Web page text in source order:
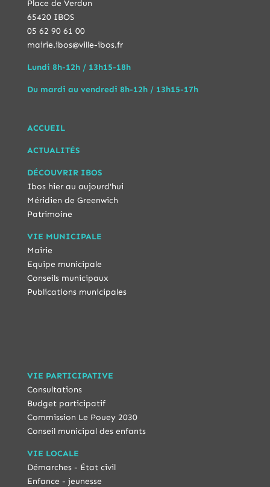
Place de Verdun
65420 IBOS
05 62 90 61 00
mairie.ibos@ville-ibos.fr
Lundi 8h-12h / 13h15-18h
Du mardi au vendredi 8h-12h / 13h15-17h
ACCUEIL
ACTUALITÉS
DÉCOUVRIR IBOS
Ibos hier au aujourd'hui
Méridien de Greenwich
Patrimoine
VIE MUNICIPALE
Mairie
Equipe municipale
Conseils municipaux
Publications municipales
VIE PARTICIPATIVE
Consultations
Budget participatif
Commission Le Pouey 2030
Conseil municipal des enfants
VIE LOCALE
Démarches - État civil
Enfance - jeunesse